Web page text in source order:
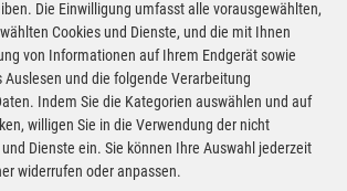
2, 94363 Oberschneiding
bis 21:00 Uhr
ca. 11 km* Route planen
8, 94469 Deggendorf
bis 21:00 Uhr
Die Einwilligung umfasst alle vorausgewählten,
Cookies und Dienste, und die mit Ihnen
von Informationen auf Ihrem Endgerät sowie
und die folgende Verarbeitung
Indem Sie die Kategorien auswählen und auf
willigen Sie in die Verwendung der nicht
Dienste ein. Sie können Ihre Auswahl jederzeit
widerrufen oder anpassen.